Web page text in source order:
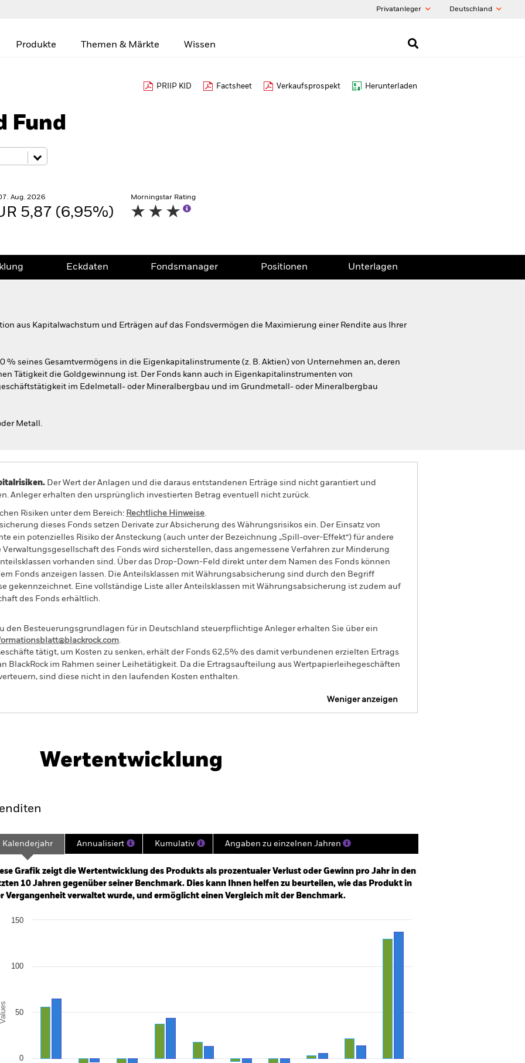
Privatanleger Deutschland
Produkte Themen & Märkte Wissen
PRIIP KID Factsheet Verkaufsprospekt Herunterladen
Fund
Aug. 2026
5,87 (6,95%)
Morningstar Rating
Eckdaten Fondsmanager Positionen Unterlagen
aus Kapitalwachstum und Erträgen auf das Fondsvermögen die Maximierung einer Rendite aus Ihrer
% seines Gesamtvermögens in die Eigenkapitalinstrumente (z. B. Aktien) von Unternehmen an, deren
Tätigkeit die Goldgewinnung ist. Der Fonds kann auch in Eigenkapitalinstrumenten von
im Edelmetall- oder Mineralbergbau und im Grundmetall- oder Mineralbergbau
Metall.
Der Wert der Anlagen und die daraus entstandenen Erträge sind nicht garantiert und
Anleger erhalten den ursprünglich investierten Betrag eventuell nicht zurück.
Risiken unter dem Bereich: Rechtliche Hinweise.
dieses Fonds setzen Derivate zur Absicherung des Währungsrisikos ein. Der Einsatz von
ein potenzielles Risiko der Ansteckung (auch unter der Bezeichnung „Spill-over-Effekt“) für andere
des Fonds wird sicherstellen, dass angemessene Verfahren zur Minderung
vorhanden sind. Über das Drop-Down-Feld direkt unter dem Namen des Fonds können
Fonds anzeigen lassen. Die Anteilsklassen mit Währungsabsicherung sind durch den Begriff
gekennzeichnet. Eine vollständige Liste aller Anteilsklassen mit Währungsabsicherung ist zudem auf
des Fonds erhältlich.
den Besteuerungsgrundlagen für in Deutschland steuerpflichtige Anleger erhalten Sie über ein
.
tätigt, um Kosten zu senken, erhält der Fonds 62,5% des damit verbundenen erzielten Ertrags
BlackRock im Rahmen seiner Leihetätigkeit. Da die Ertragsaufteilung aus Wertpapierleihegeschäften
sind diese nicht in den laufenden Kosten enthalten.
Weniger anzeigen
Eckdaten Fondsmanager
Wertentwicklung
2008-10-01 00:00:00 to 2026-07-31 00:00:00.
-300 to 600.
Kalenderjahr Annualisiert Kumulativ Angaben zu einzelnen Jahren
Grafik zeigt die Wertentwicklung des Produkts als prozentualer Verlust oder Gewinn pro Jahr in den
10 Jahren gegenüber seiner Benchmark. Dies kann Ihnen helfen zu beurteilen, wie das Produkt in
Vergangenheit verwaltet wurde, und ermöglicht einen Vergleich mit der Benchmark.
chart with 2 data series.
Values
0
50
100
150